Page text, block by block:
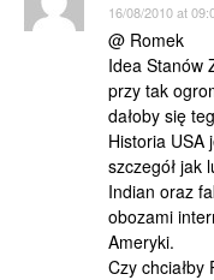
16/08/2010 at
@ Romek
Idea Stanów
przy tak
dałoby się
Historia USA
szczegół jak
Indian oraz
obozami
Ameryki.
Czy